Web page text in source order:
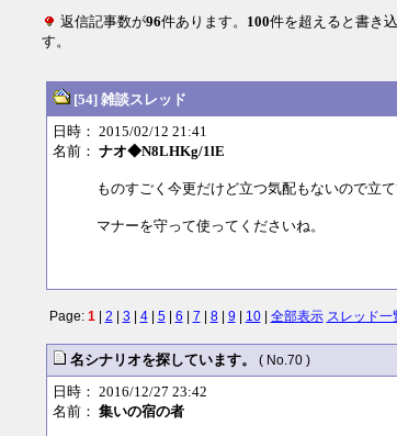
返信記事数が96件あります。 100件を超えると書き
す。
[54] 雑談スレッド
日時： 2015/02/12 21:41
名前： ナオ◆N8LHKg/1lE
ものすごく今更だけど立つ気配もないので立て
マナーを守って使ってくださいね。
Page: 1| 2 3 4| 5| 6 7 8| 9 10| 全部表示 スレッド一
名シナリオを探しています。 ( No.70 )
日時： 2016/12/27 23:42
名前： 集いの宿の者